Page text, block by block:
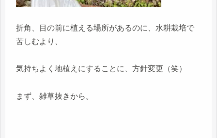
折角、目の前に植える場所があるのに、水耕栽培で
苦しむより、
気持ちよく地植えにすることに、方針変更（笑）
まず、雑草抜きから。